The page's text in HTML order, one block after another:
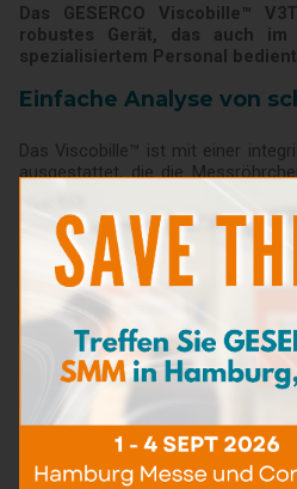
Das GESERCO Viscobille™
robustes Gerät, das auch im
spezialisiertem Personal bedient
Einfache Analyse von
Das Viscobille™ ist mit einer
ausgestattet, die die
Erkennen der Messkugeln auch
schwarzen Ölen erleichtert.
(*Option)
Eigenschaften
Abmessungen: 31 x 4 x 7 cm
Die Messskalen des Viscobille™
und sofortige Ablesung von vier
ohne Thermometer, Stoppuhr oder